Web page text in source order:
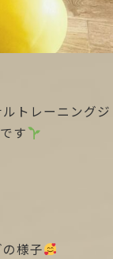
トレーニングジ
す
様子